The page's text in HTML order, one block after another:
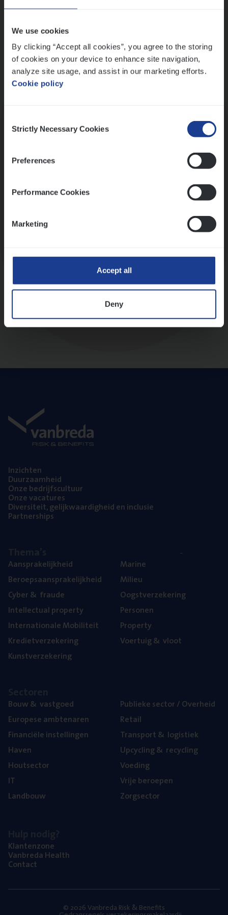
We use cookies
By clicking “Accept all cookies”, you agree to the storing
of cookies on your device to enhance site navigation,
analyze site usage, and assist in our marketing efforts.
Cookie policy
Selection
Strictly Necessary Cookies
Preferences
Performance Cookies
Marketing
Accept all
Deny
Inzich­ten
Duur­zaam­heid
Onze bedrijfs­cul­tuur
Onze vaca­tu­res
Diver­si­teit, gelijk­waar­dig­heid en inclusie
Part­ner­ships
Aan­spra­ke­lijk­heid
Beroeps­aan­spra­ke­lijk­heid
Cyber& fraude
Intel­lec­tu­al property
Inter­na­ti­o­na­le Mobiliteit
Kre­diet­ver­ze­ke­ring
Kunst­ver­ze­ke­ring
Mari­ne
Mili­eu
Oogst­ver­ze­ke­ring
Per­so­nen
Pro­per­ty
Voer­tuig& vloot
Bouw& vastgoed
Euro­pe­se ambtenaren
Finan­ci­ë­le instellingen
Haven
Hout­sec­tor
IT
Land­bouw
Publie­ke sec­tor / Overheid
Retail
Trans­port& logistiek
Upcy­cling& recycling
Voe­ding
Vrije beroe­pen
Zorg­sec­tor
Klan­ten­zo­ne
Van­b­re­da Health
Con­tact
© 2026 Vanbreda Risk & Benefits